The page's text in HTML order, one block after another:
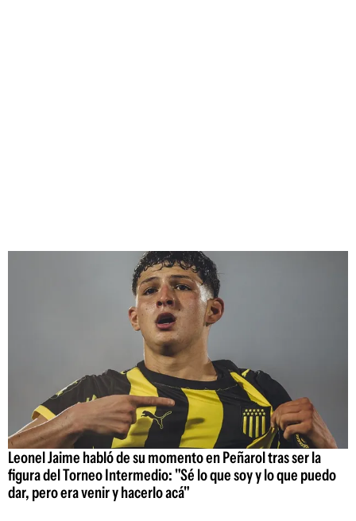
Leonel Jaime habló de su momento en Peñarol tras ser la
figura del Torneo Intermedio: "Sé lo que soy y lo que puedo
dar, pero era venir y hacerlo acá"